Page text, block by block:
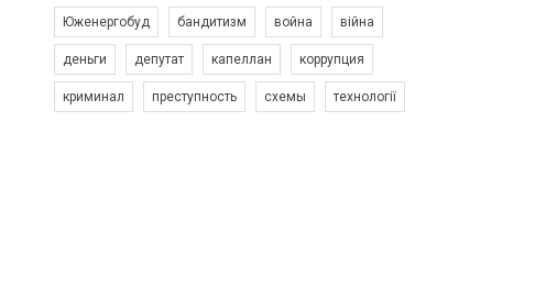
Юженергобуд бандитизм война війна
деньги депутат капеллан коррупция
криминал преступность схемы технології